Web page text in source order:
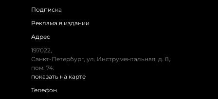
Подписка
Реклама в издании
Адрес
197022,
Санкт-Петербург, ул. Инструментальная, д. 8,
пом. 74.
показать на карте
Телефон